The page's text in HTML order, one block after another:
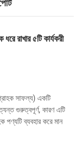
রাখার ৫টি কার্যকরী
সাফল্য) একটি
গুরুত্বপূর্ণ, কারণ এটি
পণ্যটি ব্যবহার করে মান